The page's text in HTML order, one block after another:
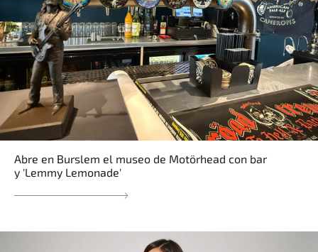
Abre en Burslem el museo de Motörhead con bar
y 'Lemmy Lemonade'